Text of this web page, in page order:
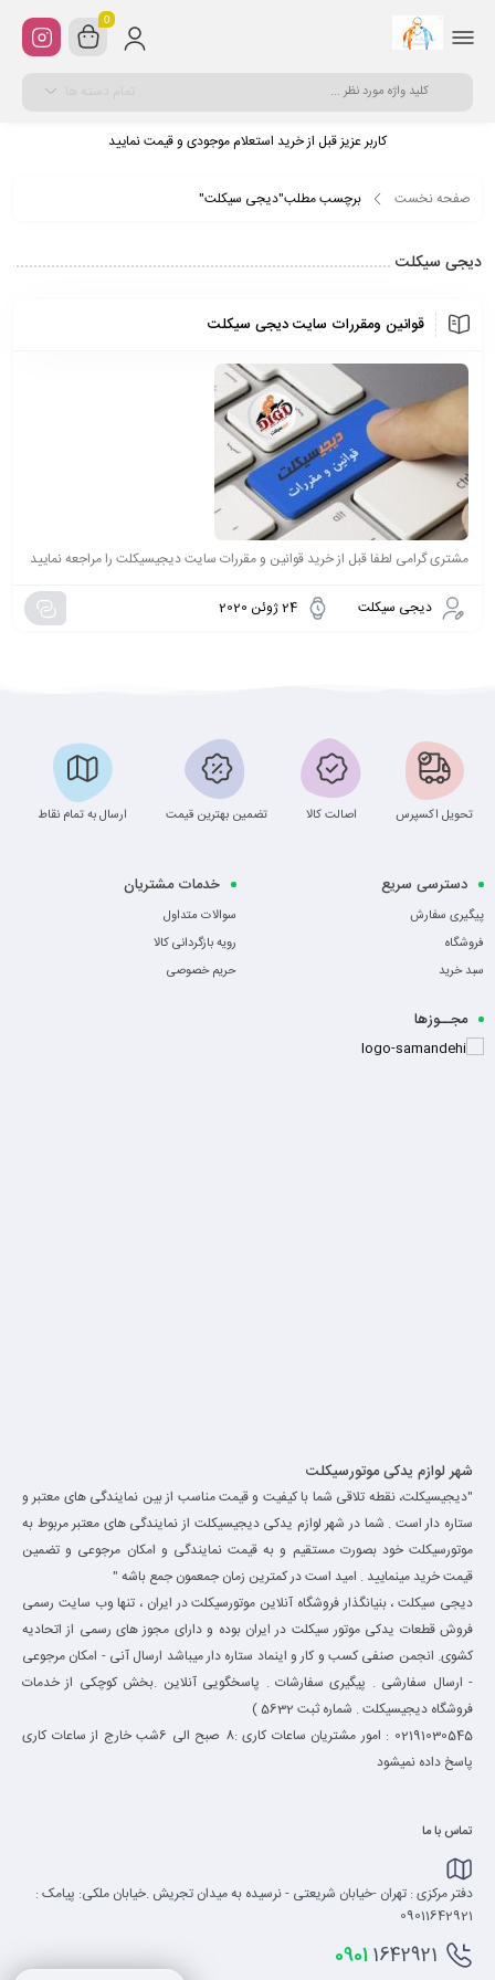
0
کاربر عزیز قبل از خرید استعلام موجودی و قیمت نمایید
صفحه نخست برچسب مطلب"دیجی سیکلت"
دیجی سیکلت
قوانین ومقررات سایت دیجی سیکلت
مشتری گرامی لطفا قبل از خرید قوانین و مقررات سایت دیجیسیکلت را مراجعه نمایید
دیجی سیکلت 24 ژوئن 2020
تحویل اکسپرس اصالت کالا تضمین بهترین قیمت ارسال به تمام نقاط
دسترسی سریع
پیگیری سفارش
فروشگاه
سبد خرید
خدمات مشتریان
سوالات متداول
رویه بازگردانی کالا
حریم خصوصی
مجــوزها
شهر لوازم یدکی موتورسیکلت
"دیجیسیکلت، نقطه تلاقی شما با کیفیت و قیمت مناسب از بین نمایندگی های معتبر و
ستاره دار است . شما در شهر لوازم یدکی دیجیسیکلت از نمایندگی های معتبر مربوط به
موتورسیکلت خود بصورت مستقیم و به قیمت نمایندگی و امکان مرجوعی و تضمین
قیمت خرید مینمایید . امید است در کمترین زمان جمعمون جمع باشه "
دیجی سیکلت ، بنیانگذار فروشگاه آنلاین موتورسیکلت در ایران ، تنها وب سایت رسمی
فروش قطعات یدکی موتور سیکلت در ایران بوده و دارای مجوز های رسمی از اتحادیه
کشوی. انجمن صنفی کسب و کار و اینماد ستاره دار میباشد ارسال آنی - امکان مرجوعی
- ارسال سفارشی . پیگیری سفارشات . پاسخگویی آنلاین .بخش کوچکی از خدمات
فروشگاه دیجیسیکلت . شماره ثبت 5632 )
02191030545 : امور مشتریان ساعات کاری :8 صبح الی 6شب خارج از ساعات کاری
پاسخ داده نمیشود
تماس با ما
دفتر مرکزی : تهران -خیابان شریعتی - نرسیده به میدان تجریش .خیابان ملکی: پیامک :
09011642921
09011642921